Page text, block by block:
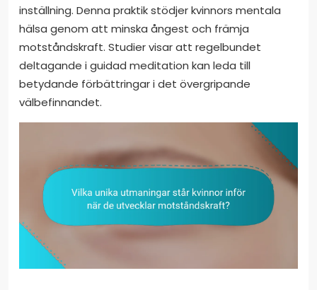
inställning. Denna praktik stödjer kvinnors mentala
hälsa genom att minska ångest och främja
motståndskraft. Studier visar att regelbundet
deltagande i guidad meditation kan leda till
betydande förbättringar i det övergripande
välbefinnandet.